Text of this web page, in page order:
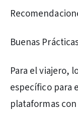
Buenas
Para el viajero,
específico para
plataformas